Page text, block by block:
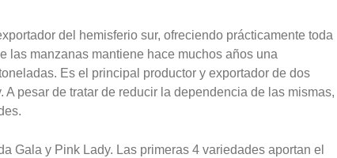
del hemisferio sur, ofreciendo prácticamente toda
las manzanas mantiene hace muchos años una
Es el principal productor y exportador de dos
pesar de tratar de reducir la dependencia de las mismas,
Gala y Pink Lady. Las primeras 4 variedades aportan el